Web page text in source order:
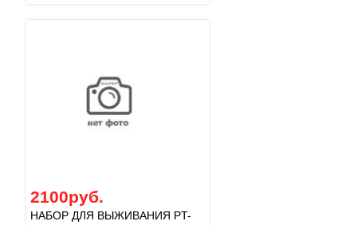
2100руб.
НАБОР ДЛЯ ВЫЖИВАНИЯ PT-